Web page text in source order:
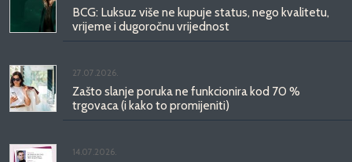
BCG: Luksuz više ne kupuje status, nego kvalitetu,
vrijeme i dugoročnu vrijednost
27.07.2026.
Zašto slanje poruka ne funkcionira kod 70 %
trgovaca (i kako to promijeniti)
14.07.2026.